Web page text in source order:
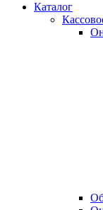
Каталог